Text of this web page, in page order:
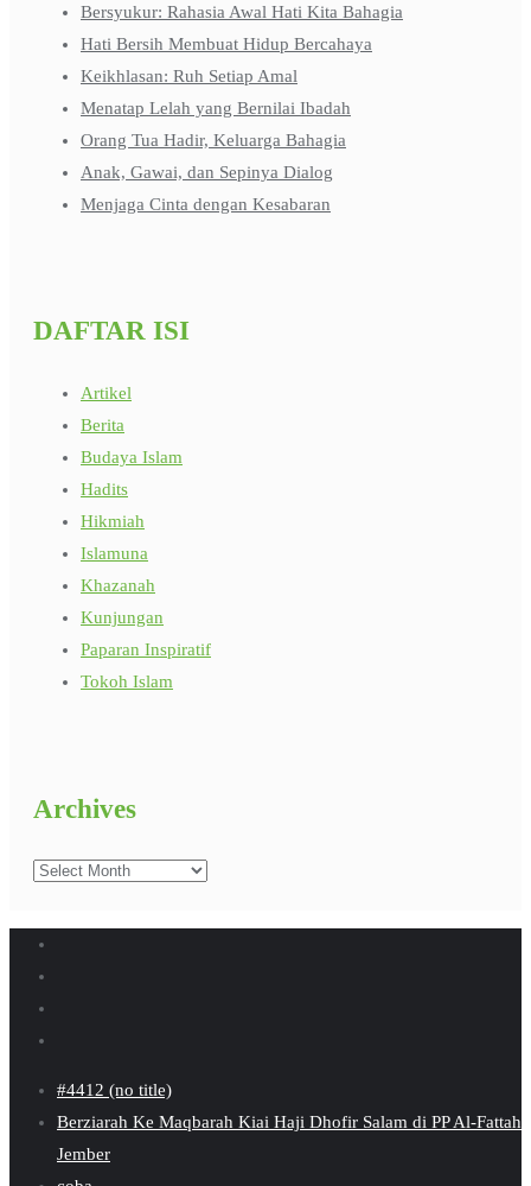
Bersyukur: Rahasia Awal Hati Kita Bahagia
Hati Bersih Membuat Hidup Bercahaya
Keikhlasan: Ruh Setiap Amal
Menatap Lelah yang Bernilai Ibadah
Orang Tua Hadir, Keluarga Bahagia
Anak, Gawai, dan Sepinya Dialog
Menjaga Cinta dengan Kesabaran
DAFTAR ISI
Artikel
Berita
Budaya Islam
Hadits
Hikmiah
Islamuna
Khazanah
Kunjungan
Paparan Inspiratif
Tokoh Islam
Archives
Archives
#4412 (no title)
Berziarah Ke Maqbarah Kiai Haji Dhofir Salam di PP Al-Fattah
Jember